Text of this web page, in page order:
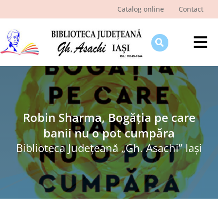
Catalog online Contact
Despre bibliotecă
Pagina cititorului
Ştiri şi evenimente
Programe şi proiecte
Interes public
Robin Sharma, Bogăția pe care
banii nu o pot cumpăra
Biblioteca Judeţeană „Gh. Asachi” Iaşi